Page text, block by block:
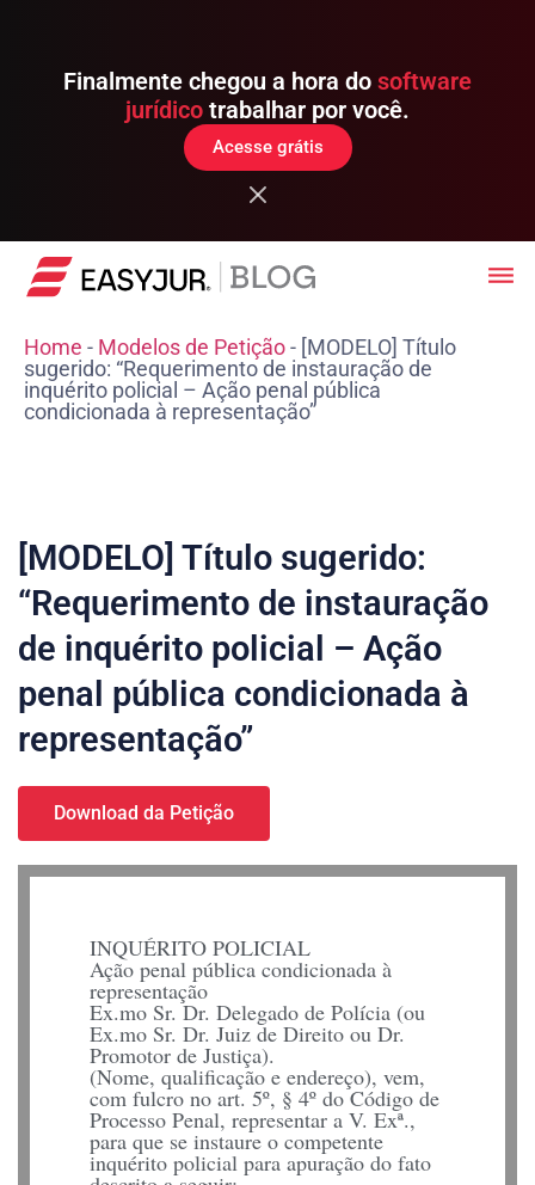
Finalmente chegou a hora do software
jurídico trabalhar por você.
Acesse grátis
Home - Modelos de Petição- [MODELO] Título
sugerido: “Requerimento de instauração de
inquérito policial – Ação penal pública
condicionada à representação”
[MODELO] Título sugerido:
“Requerimento de instauração
de inquérito policial – Ação
penal pública condicionada à
representação”
Download da Petição
INQUÉRITO POLICIAL
Ação penal pública condicionada à
representação
Ex.mo Sr. Dr. Delegado de Polícia (ou
Ex.mo Sr. Dr. Juiz de Direito ou Dr.
Promotor de Justiça).
(Nome, qualificação e endereço), vem,
com fulcro no art. 5º, § 4º do Código de
Processo Penal, representar a V. Exª.,
para que se instaure o competente
inquérito policial para apuração do fato